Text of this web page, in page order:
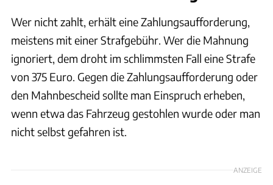
Wer nicht zahlt, erhält eine Zahlungsaufforderung,
meistens mit einer Strafgebühr. Wer die Mahnung
ignoriert, dem droht im schlimmsten Fall eine Strafe
von 375 Euro. Gegen die Zahlungsaufforderung oder
den Mahnbescheid sollte man Einspruch erheben,
wenn etwa das Fahrzeug gestohlen wurde oder man
nicht selbst gefahren ist.
ANZEIGE